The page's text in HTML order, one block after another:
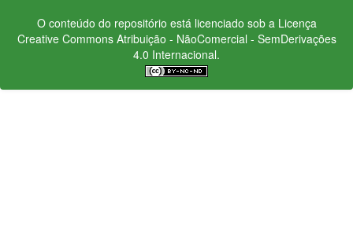
O conteúdo do repositório está licenciado sob a Licença
Creative CommonsAtribuição - NãoComercial - SemDerivações
4.0 Internacional.